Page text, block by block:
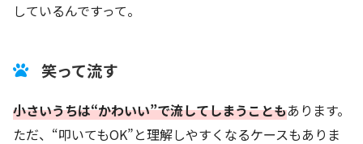
しているんですって。
笑って流す
小さいうちは“かわいい”で流してしまうこともあります。
ただ、“叩いてもOK”と理解しやすくなるケースもありま